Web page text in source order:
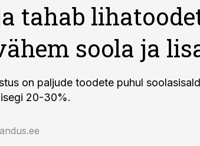
tahab
soola ja
on paljude toodete puhul
20-30%.